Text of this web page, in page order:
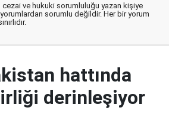
cezai ve hukuki sorumluluğu yazan kişiye
sorumlu değildir. Her bir yorum
hattında
derinleşiyor